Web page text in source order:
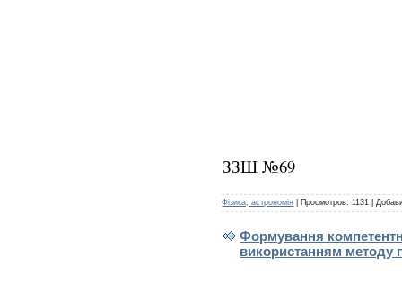
ЗЗШ №69
Фізика, астрономія Просмотров: 1131
Формування
використанням методу